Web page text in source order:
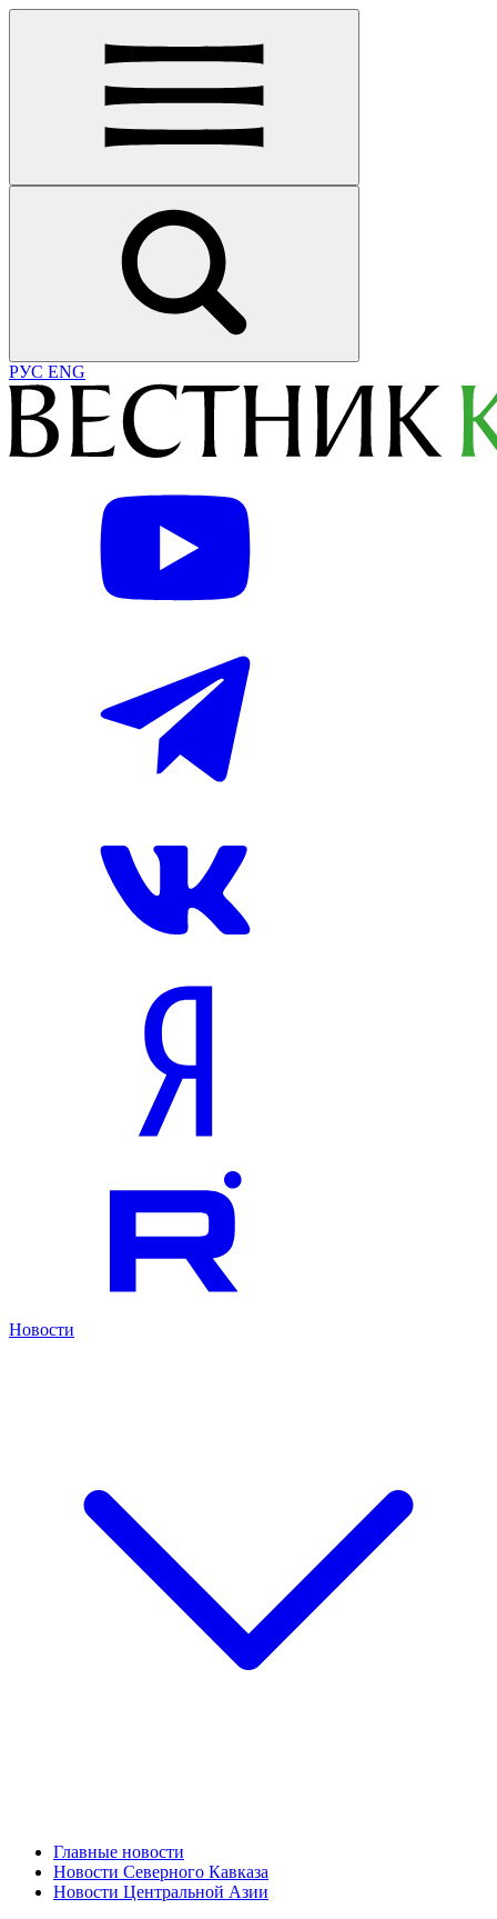
РУС ENG
Новости
Главные новости
Новости Северного Кавказа
Новости Центральной Азии